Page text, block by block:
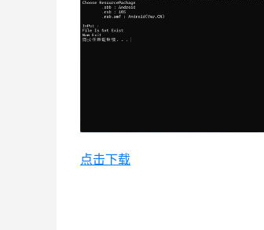
点击下载